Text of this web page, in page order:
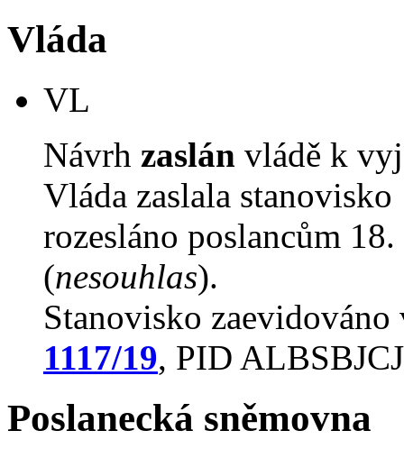
Vláda
VL
Návrh zaslán vládě k
Vláda zaslala
rozesláno poslancům
(nesouhlas).
Stanovisko
1117/19, PID
Poslanecká sněmovna